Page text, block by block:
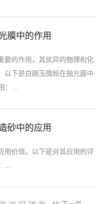
膜中的作用
要的作用，其优异的物理和化
以下是白刚玉微粉在抛光膜中
：...
砂中的应用
用价值。以下是对其应用的详
...